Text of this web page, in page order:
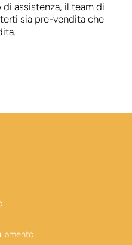
assistenza, il team di
sia pre-vendita che